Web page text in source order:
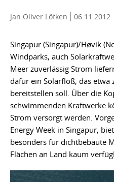
Jan Oliver Löfken 06.11.2012
Singapur (Singapur)/Høvik
Windparks, auch
Meer zuverlässig Strom
dafür ein Solarfloß, das etwa
bereitstellen soll. Über die
schwimmenden Kraftwerke
Strom versorgt werden.
Energy Week in Singapur,
besonders für dichtbebaute
Flächen an Land kaum